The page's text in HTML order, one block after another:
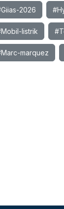
2026
listrik
marquez